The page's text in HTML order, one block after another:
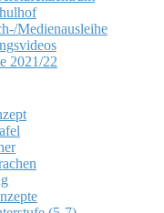
Medienausleihe
2021/22